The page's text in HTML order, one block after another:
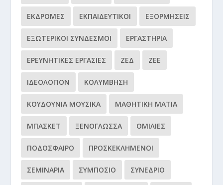
ΕΚΔΡΟΜΈΣ ΕΚΠΑΙΔΕΥΤΙΚΟΊ ΕΞΟΡΜΉΣΕΙΣ
ΕΞΩΤΕΡΙΚΟΊ ΣΎΝΔΕΣΜΟΙ ΕΡΓΑΣΤΉΡΙΑ
ΕΡΕΥΝΗΤΙΚΈΣ ΕΡΓΑΣΊΕΣ ΖΕΔ ΖΕΕ
ΙΔΕΟΛΌΓΙΟΝ ΚΟΛΎΜΒΗΣΗ
ΚΟΥΔΟΎΝΙΑ ΜΟΥΣΙΚΆ ΜΑΘΗΤΙΚΉ ΜΑΤΙΆ
ΜΠΆΣΚΕΤ ΞΕΝΌΓΛΩΣΣΑ ΟΜΙΛΊΕΣ
ΠΟΔΌΣΦΑΙΡΟ ΠΡΟΣΚΕΚΛΗΜΈΝΟΙ
ΣΕΜΙΝΆΡΙΑ ΣΥΜΠΌΣΙΟ ΣΥΝΈΔΡΙΟ